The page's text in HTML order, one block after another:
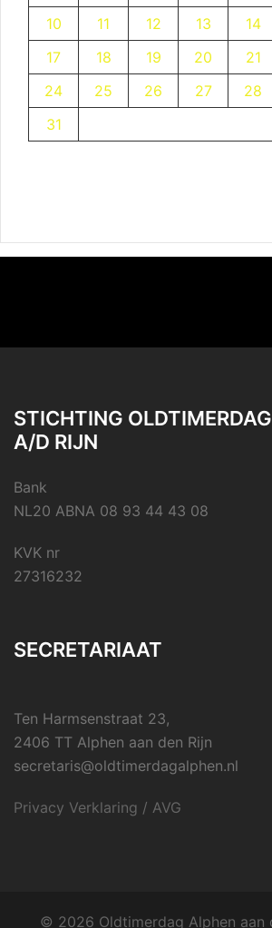
10
11 12 13 14
17
18 19 20 21
24
25 26 27 28
31
STICHTING
A/D RIJN
Bank
NL20 ABNA 08 93 44 43 08
KVK nr
27316232
SECRETARIAAT
Ten Harmsenstraat 23,
2406 TT Alphen aan den Rijn
secretaris@oldtimerdagalphen.nl
Privacy Verklaring / AVG
© 2026 Oldtimerdag Alphen aan